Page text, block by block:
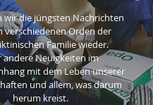
wir die jüngsten Nachrichten
verschiedenen Orden der
Familie wieder.
andere Neuigkeiten im
mit dem Leben unserer
und allem, was darum
herum kreist.